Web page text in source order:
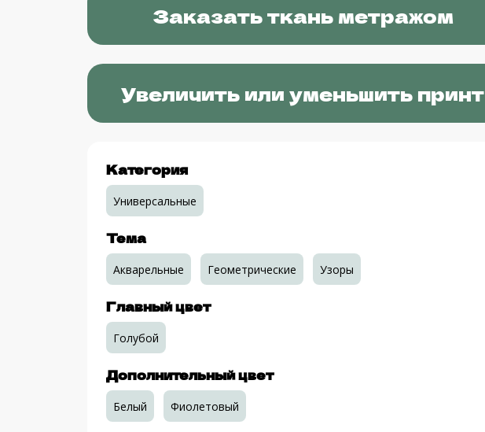
Заказать ткань метражом
Увеличить или уменьшить принт
Категория
Универсальные
Тема
Акварельные Геометрические Узоры
Главный цвет
Голубой
Дополнительный цвет
Белый Фиолетовый